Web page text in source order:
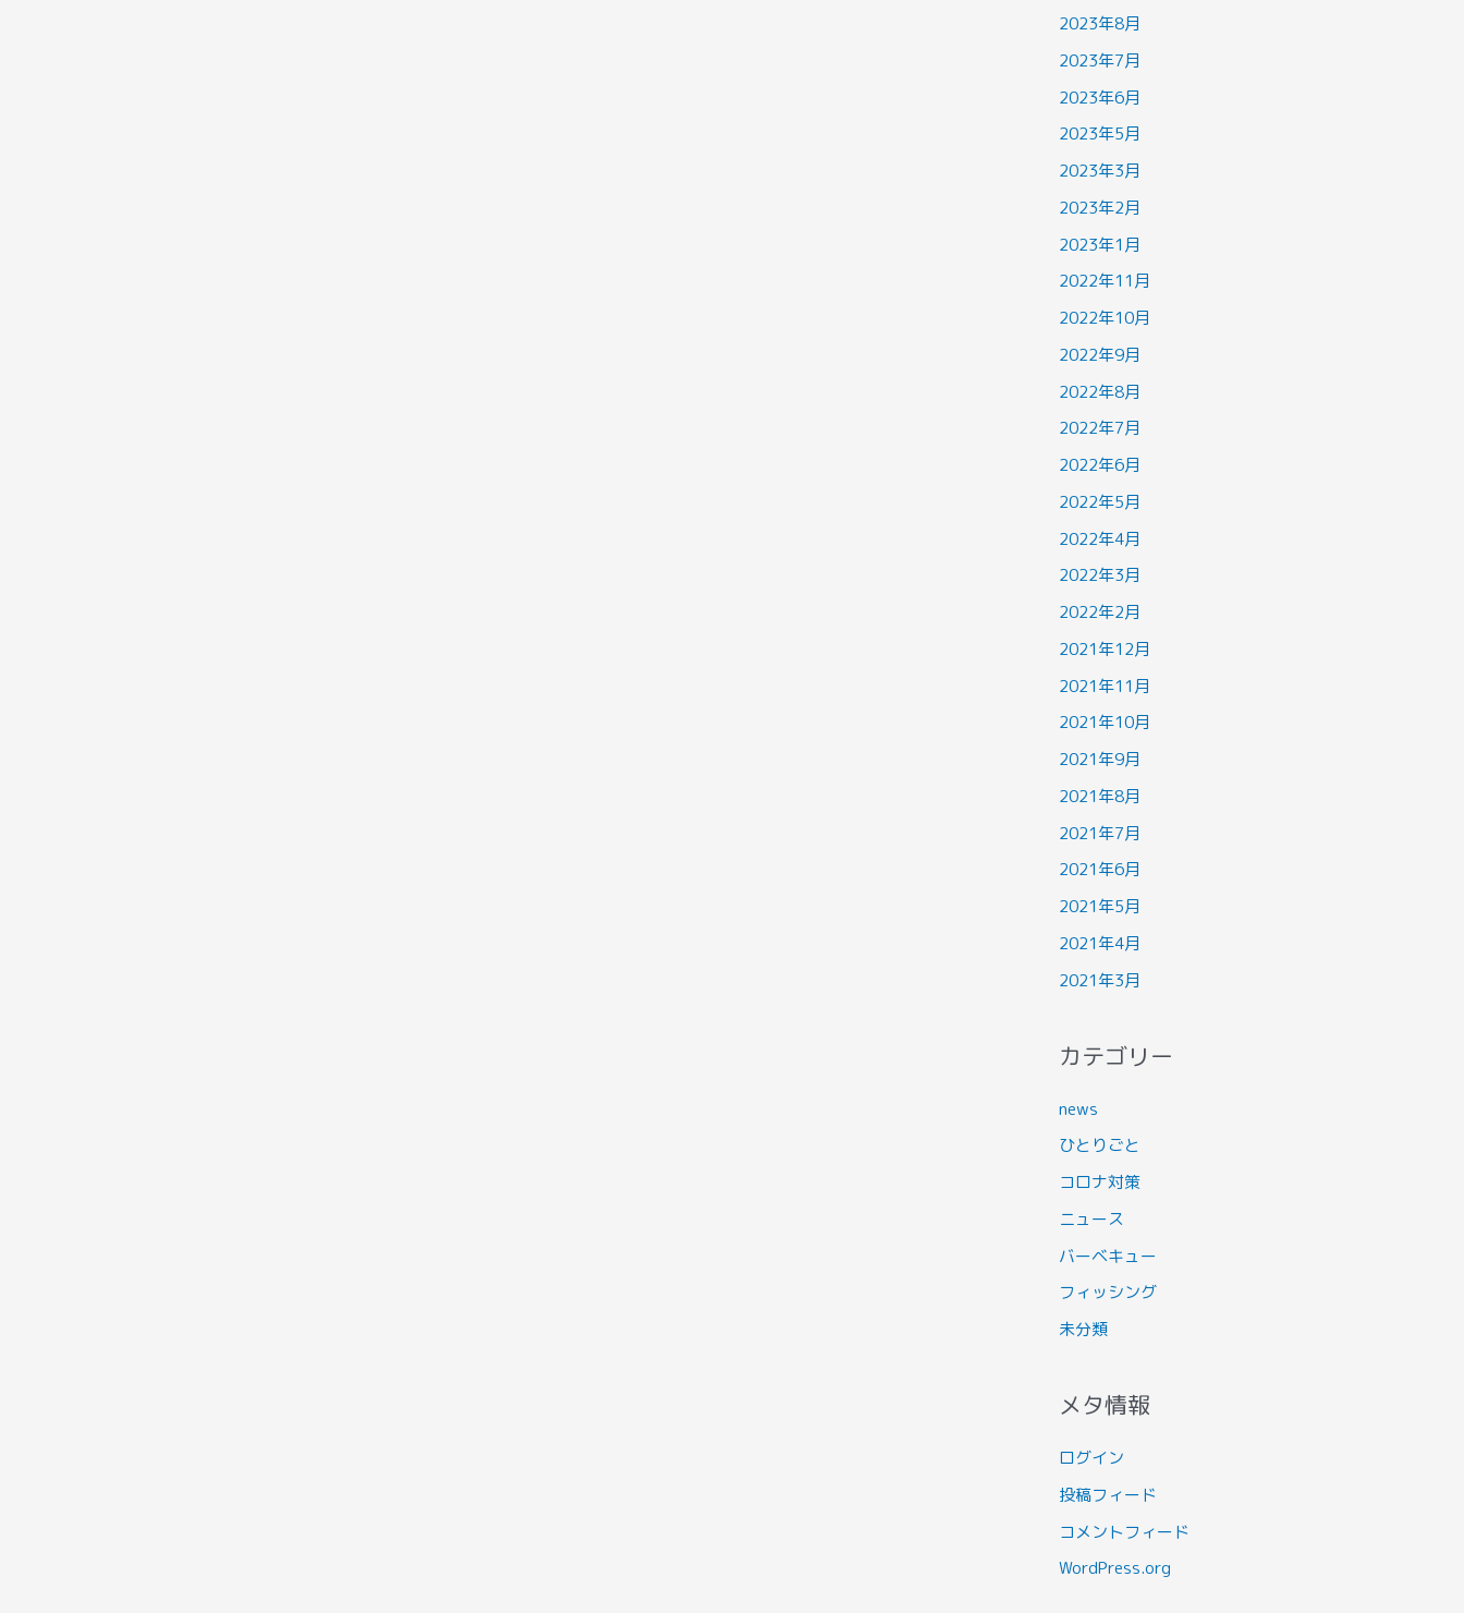
2023年8月
2023年7月
2023年6月
2023年5月
2023年3月
2023年2月
2023年1月
2022年11月
2022年10月
2022年9月
2022年8月
2022年7月
2022年6月
2022年5月
2022年4月
2022年3月
2022年2月
2021年12月
2021年11月
2021年10月
2021年9月
2021年8月
2021年7月
2021年6月
2021年5月
2021年4月
2021年3月
カテゴリー
news
ひとりごと
コロナ対策
ニュース
バーベキュー
フィッシング
未分類
メタ情報
ログイン
投稿フィード
コメントフィード
WordPress.org